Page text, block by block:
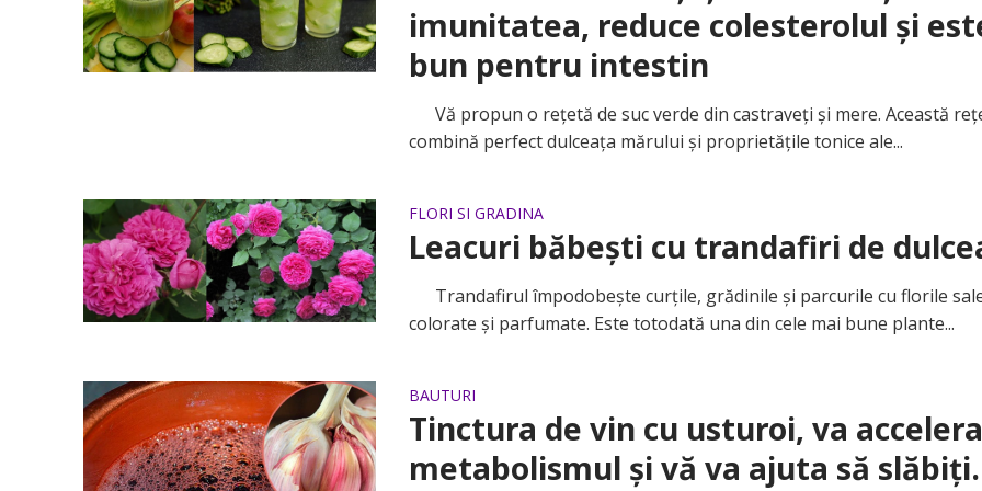
imunitatea, reduce colesterolul și
bun pentru intestin
Vă propun o rețetă de suc verde din castraveți și mere. Această
combină perfect dulceața mărului și proprietățile tonice ale...
FLORI SI GRADINA
Leacuri băbeşti cu trandafiri de
Trandafirul împodobeşte curțile, grădinile şi parcurile cu florile
colorate şi parfumate. Este totodată una din cele mai bune plante...
BAUTURI
Tinctura de vin cu usturoi, va accelera
metabolismul și vă va ajuta să slăbiți.